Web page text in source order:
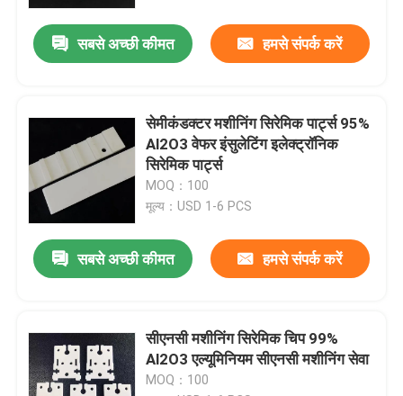
घर
वीडियो
सबसे अच्छी कीमत हमसे संपर्क करें
सेमीकंडक्टर मशीनिंग सिरेमिक पार्ट्स 95%
Al2O3 वेफर इंसुलेटिंग इलेक्ट्रॉनिक
सिरेमिक पार्ट्स
MOQ：100
मूल्य：USD 1-6 PCS
सबसे अच्छी कीमत हमसे संपर्क करें
सीएनसी मशीनिंग सिरेमिक चिप 99%
Al2O3 एल्यूमिनियम सीएनसी मशीनिंग सेवा
MOQ：100